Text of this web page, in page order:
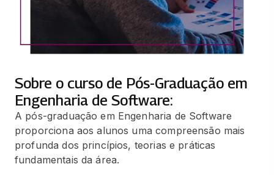
Sobre o curso de Pós-Graduação em
Engenharia de Software:
A pós-graduação em Engenharia de Software
proporciona aos alunos uma compreensão mais
profunda dos princípios, teorias e práticas
fundamentais da área.